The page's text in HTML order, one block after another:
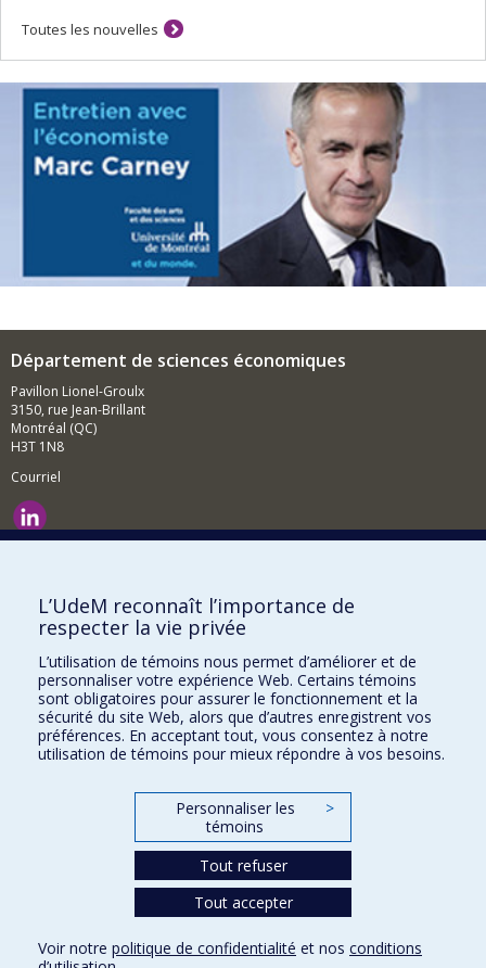
Toutes les nouvelles
Département de sciences économiques
Pavillon Lionel-Groulx
3150, rue Jean-Brillant
Montréal (QC)
H3T 1N8
Courriel
Comment soutenir le Département?
BESOIN D'AIDE?
Plan du site
Signaler une erreur
Accessibilité
FACULTÉ DES ARTS ET DES SCIENCES
Nos départements et écoles
Conditions d’utilisation
L’UdeM reconnaît l’importance de
respecter la vie privée
L’utilisation de témoins nous permet d’améliorer et de
personnaliser votre expérience Web. Certains témoins
sont obligatoires pour assurer le fonctionnement et la
sécurité du site Web, alors que d’autres enregistrent vos
préférences. En acceptant tout, vous consentez à notre
utilisation de témoins pour mieux répondre à vos besoins.
Personnaliser les
témoins
>
Tout refuser
Tout accepter
Voir notre politique de confidentialité et nos conditions